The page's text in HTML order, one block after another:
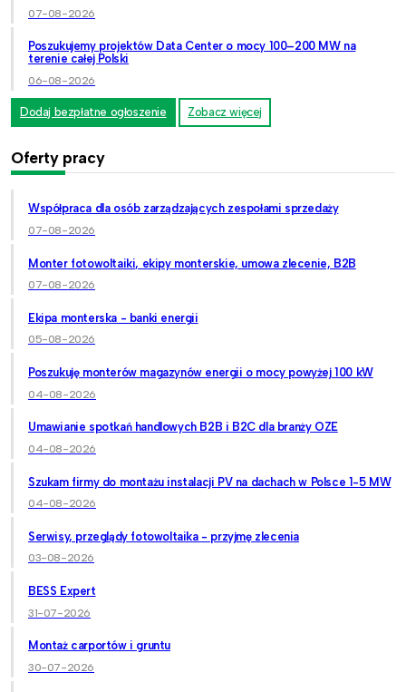
07-08-2026
Poszukujemy projektów Data Center o mocy 100–200 MW na
terenie całej Polski
06-08-2026
Dodaj bezpłatne ogłoszenie Zobacz więcej
Oferty pracy
Współpraca dla osób zarządzających zespołami sprzedaży
07-08-2026
Monter fotowoltaiki, ekipy monterskie, umowa zlecenie, B2B
07-08-2026
Ekipa monterska - banki energii
05-08-2026
Poszukuję monterów magazynów energii o mocy powyżej 100 kW
04-08-2026
Umawianie spotkań handlowych B2B i B2C dla branży OZE
04-08-2026
Szukam firmy do montażu instalacji PV na dachach w Polsce 1-5 MW
04-08-2026
Serwisy, przeglądy fotowoltaika - przyjmę zlecenia
03-08-2026
BESS Expert
31-07-2026
Montaż carportów i gruntu
30-07-2026